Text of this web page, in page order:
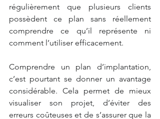
régulièrement que plusieurs clients
possèdent ce plan sans réellement
comprendre ce qu’il représente ni
comment l’utiliser efficacement.
Comprendre un plan d’implantation,
c’est pourtant se donner un avantage
considérable. Cela permet de mieux
visualiser son projet, d’éviter des
erreurs coûteuses et de s’assurer que la